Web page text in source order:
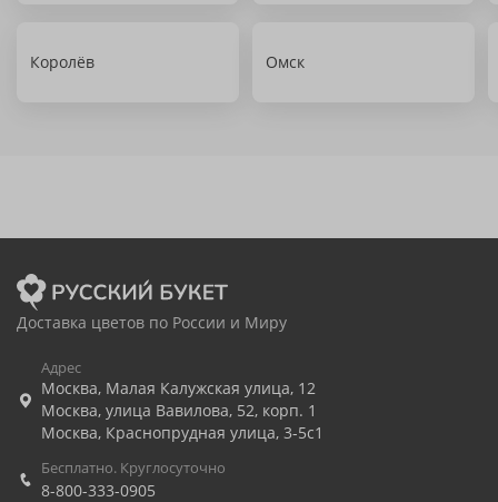
Королёв Омск
Доставка цветов по России и Миру
Адрес
Москва, Малая Калужская улица, 12
Москва, улица Вавилова, 52, корп. 1
Москва, Краснопрудная улица, 3-5с1
Бесплатно. Круглосуточно
8-800-333-0905